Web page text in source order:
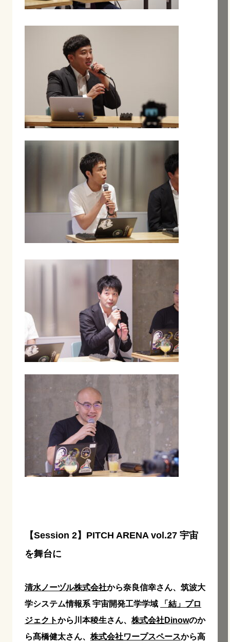
【Session 2】PITCH ARENA vol.27 宇宙
を舞台に
清水ノーヅル株式会社から奈良信幸さん、筑波大
学システム情報系 宇宙開発工学学域
「結」プロ
ジェクトから川本稜生さん、 株式会社Dinowのか
ら髙橋健太さん、 株式会社ワープスペースから高